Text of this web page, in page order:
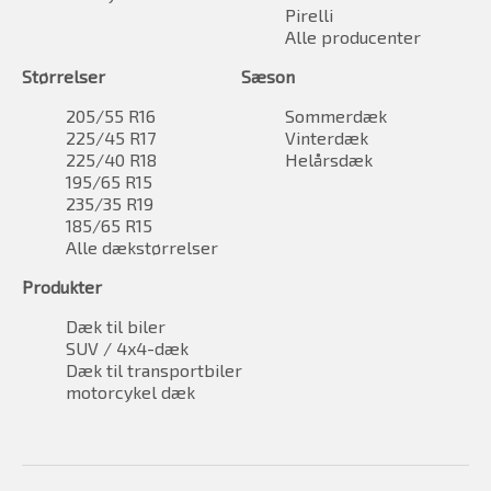
Pirelli
Alle producenter
Størrelser
205/55 R16
225/45 R17
225/40 R18
195/65 R15
235/35 R19
185/65 R15
Alle dækstørrelser
Sæson
Sommerdæk
Vinterdæk
Helårsdæk
Produkter
Dæk til biler
SUV / 4x4-dæk
Dæk til transportbiler
motorcykel dæk